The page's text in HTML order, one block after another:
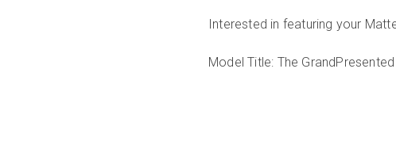
Interested in featuring your
Model Title: The Grand